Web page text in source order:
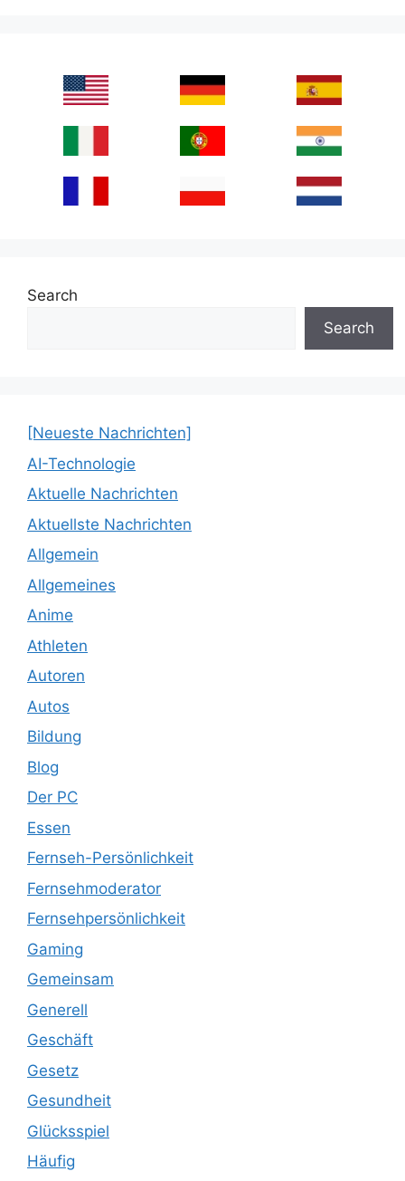
Search
Search
[Neueste Nachrichten]
AI-Technologie
Aktuelle Nachrichten
Aktuellste Nachrichten
Allgemein
Allgemeines
Anime
Athleten
Autoren
Autos
Bildung
Blog
Der PC
Essen
Fernseh-Persönlichkeit
Fernsehmoderator
Fernsehpersönlichkeit
Gaming
Gemeinsam
Generell
Geschäft
Gesetz
Gesundheit
Glücksspiel
Häufig